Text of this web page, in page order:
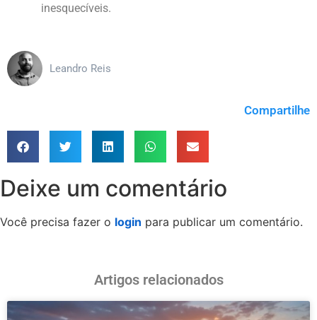
inesquecíveis.
Leandro Reis
Compartilhe
Deixe um comentário
Você precisa fazer o login para publicar um comentário.
Artigos relacionados